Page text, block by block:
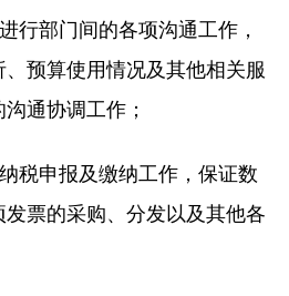
行部门间的各项沟通工作，
预算使用情况及其他相关服
通协调工作；
税申报及缴纳工作，保证数
票的采购、分发以及其他各